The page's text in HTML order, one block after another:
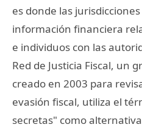
es donde las
información financiera
e individuos con las
Red de Justicia Fiscal, un
creado en 2003 para
evasión fiscal, utiliza el
secretas" como